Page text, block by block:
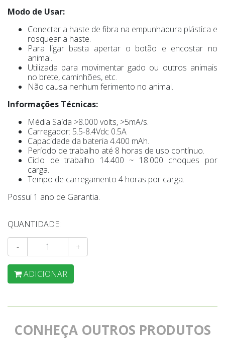
Modo de Usar:
Conectar a haste de fibra na empunhadura plástica e
rosquear a haste.
Para ligar basta apertar o botão e encostar no
animal.
Utilizada para movimentar gado ou outros animais
no brete, caminhões, etc.
Não causa nenhum ferimento no animal.
Informações Técnicas:
Média Saída >8.000 volts, >5mA/s.
Carregador: 5.5-8.4Vdc 0.5A
Capacidade da bateria 4.400 mAh.
Período de trabalho até 8 horas de uso contínuo.
Ciclo de trabalho 14.400 ~ 18.000 choques por
carga.
Tempo de carregamento 4 horas por carga.
Possui 1 ano de Garantia.
QUANTIDADE:
- +
ADICIONAR
CONHEÇA OUTROS PRODUTOS